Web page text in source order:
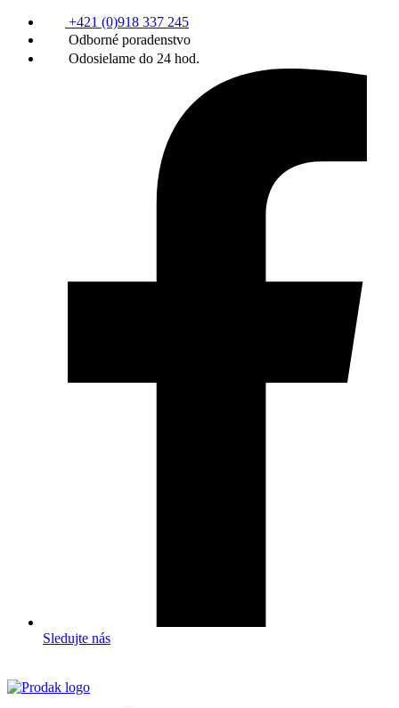
+421 (0)918 337 245
Odborné poradenstvo
Odosielame do 24 hod.
Sledujte nás